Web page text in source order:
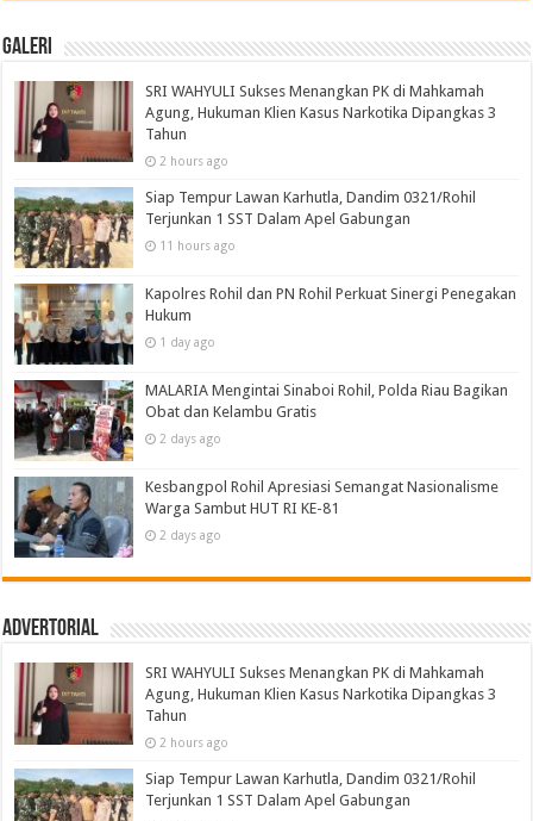
Galeri
SRI WAHYULI Sukses Menangkan PK di Mahkamah
Agung, Hukuman Klien Kasus Narkotika Dipangkas 3
Tahun
2 hours ago
Siap Tempur Lawan Karhutla, Dandim 0321/Rohil
Terjunkan 1 SST Dalam Apel Gabungan
11 hours ago
Kapolres Rohil dan PN Rohil Perkuat Sinergi Penegakan
Hukum
1 day ago
MALARIA Mengintai Sinaboi Rohil, Polda Riau Bagikan
Obat dan Kelambu Gratis
2 days ago
Kesbangpol Rohil Apresiasi Semangat Nasionalisme
Warga Sambut HUT RI KE-81
2 days ago
Advertorial
SRI WAHYULI Sukses Menangkan PK di Mahkamah
Agung, Hukuman Klien Kasus Narkotika Dipangkas 3
Tahun
2 hours ago
Siap Tempur Lawan Karhutla, Dandim 0321/Rohil
Terjunkan 1 SST Dalam Apel Gabungan